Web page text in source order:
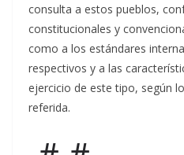
consulta a estos pueblos,
constitucionales y
como a los estándares
respectivos y a las
ejercicio de este tipo, según
referida.